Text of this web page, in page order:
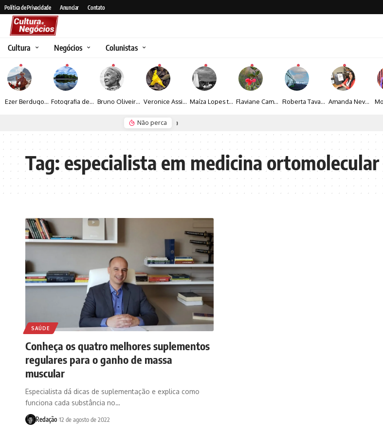
Política de Privacidade Anunciar Contato
Cultura Negócios Colunistas
Ezer Berdugo transforma experiências multiculturais e memórias em narrativas visuais por meio da fotografia Fotografia de Fátima Carlini transforma paisagens naturais em experiências de contemplação Bruno Oliveira retrata o cotidiano urbano por meio da fotografia em preto e branco Veronice Assini Saes transforma a natureza em fotografias marcadas pela sensibilidade Maíza Lopes transforma cultura popular baiana em narrativas fotográficas Flaviane Campos transforma natureza, espiritualidade e sensibilidade em narrativas fotográficas Roberta Tavares transforma a fotografia em obras de arte marcadas pela sensibilidade e sofisticação Amanda Neves transforma a beleza da natureza em obras realistas repletas de sensibilidade
Não perca Espraiada Festival 2026 aposta na cultura periférica para ampliar oportunidades
Tag:especialista em medicina ortomolecular
SAÚDE
Conheça os quatro melhores suplementos
regulares para o ganho de massa
muscular
Especialista dá dicas de suplementação e explica como
funciona cada substância no…
Redação 12 de agosto de 2022